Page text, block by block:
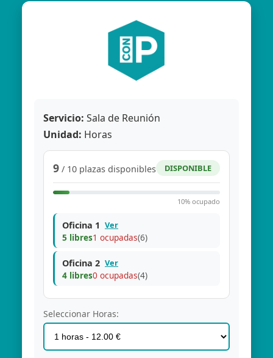
Servicio: Sala de Reunión
Unidad: Horas
9 / 10 plazas disponibles DISPONIBLE
10% ocupado
Oficina 1 Ver
5 libres1 ocupadas(6)
Oficina 2 Ver
4 libres0 ocupadas(4)
Seleccionar Horas: